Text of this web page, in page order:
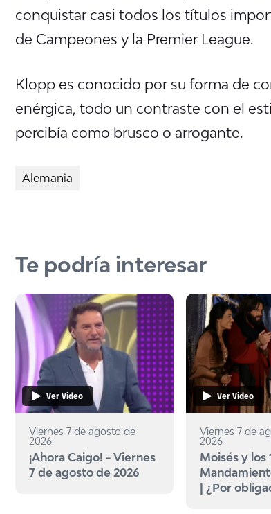
conquistar casi todos los títulos
de Campeones y la Premier League.
Klopp es conocido por su forma de
enérgica, todo un contraste con el
percibía como brusco o arrogante.
Alemania
Te podría interesar
Ver Video
Viernes 7 de agosto de
2026
¡Ahora Caigo! - Viernes
7 de agosto de 2026
Ver Video
Viernes 7 de
2026
Moisés y los
| ¿Por